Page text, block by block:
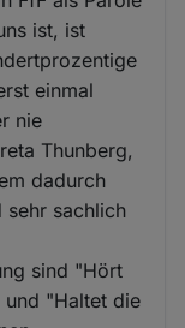
ist, ist
einmal
nie
Thunberg,
dadurch
sehr sachlich
sind "Hört
"Haltet die